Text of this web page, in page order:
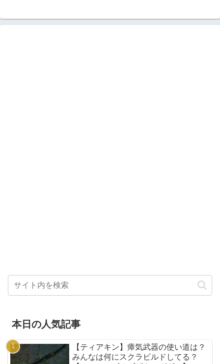
本日の人気記事
【ティアキン】瘴気武器の使い道は？
みんなは何にスクラビルドしてる？